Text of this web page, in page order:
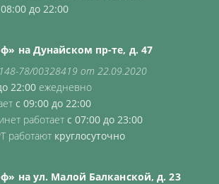
до 22:00
на Дунайском пр-те, д. 47
78/00328419 от 22.09.2020
22:00 ежедневно
с 09:00 до 22:00
работает с 07:00 до 23:00
работают круглосуточно
на ул. Малой Балканской, д. 23